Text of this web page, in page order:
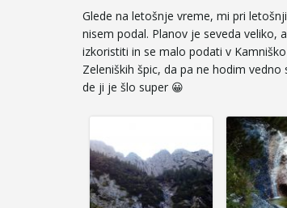
Glede na letošnje vreme, mi pri
nisem podal. Planov je seveda veliko,
izkoristiti in se malo podati v
Zeleniških špic, da pa ne hodim
de ji je šlo super 😀